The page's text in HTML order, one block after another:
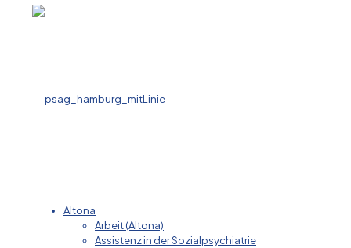
Altona
Arbeit (Altona)
Assistenz in der Sozialpsychiatrie